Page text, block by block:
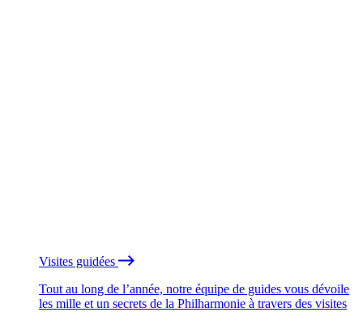
Visites guidées
Tout au long de l’année, notre équipe de guides vous dévoile
les mille et un secrets de la Philharmonie à travers des visites